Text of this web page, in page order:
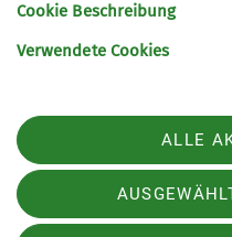
Sektion Günzburg des Deutschen
Telefon +4982219646199
Cookie Beschreibung
Verwendete Cookies
ALLE